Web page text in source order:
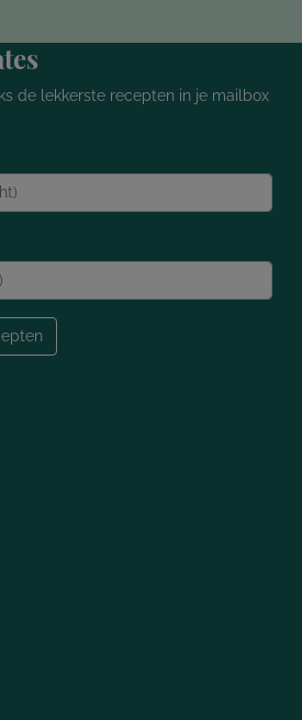
de lekkerste recepten in je mailbox